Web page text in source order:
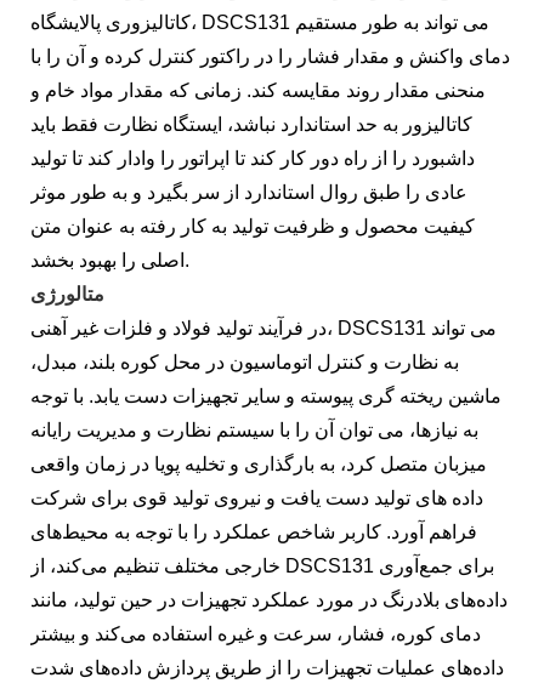
کاتالیزوری پالایشگاه، DSCS131 می تواند به طور مستقیم
دمای واکنش و مقدار فشار را در راکتور کنترل کرده و آن را با
منحنی مقدار روند مقایسه کند. زمانی که مقدار مواد خام و
کاتالیزور به حد استاندارد نباشد، ایستگاه نظارت فقط باید
داشبورد را از راه دور کار کند تا اپراتور را وادار کند تا تولید
عادی را طبق روال استاندارد از سر بگیرد و به طور موثر
کیفیت محصول و ظرفیت تولید به کار رفته به عنوان متن
اصلی را بهبود بخشد.
متالورژی
در فرآیند تولید فولاد و فلزات غیر آهنی، DSCS131 می تواند
به نظارت و کنترل اتوماسیون در محل کوره بلند، مبدل،
ماشین ریخته گری پیوسته و سایر تجهیزات دست یابد. با توجه
به نیازها، می توان آن را با سیستم نظارت و مدیریت رایانه
میزبان متصل کرد، به بارگذاری و تخلیه پویا در زمان واقعی
داده های تولید دست یافت و نیروی تولید قوی برای شرکت
فراهم آورد. کاربر شاخص عملکرد را با توجه به محیط‌های
خارجی مختلف تنظیم می‌کند، از DSCS131 برای جمع‌آوری
داده‌های بلادرنگ در مورد عملکرد تجهیزات در حین تولید، مانند
دمای کوره، فشار، سرعت و غیره استفاده می‌کند و بیشتر
داده‌های عملیات تجهیزات را از طریق پردازش داده‌های شدت